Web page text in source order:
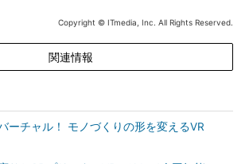
Copyright © ITmedia, Inc. All Rights Reserved.
関連情報
ーチャル！ モノづくりの形を変えるVR